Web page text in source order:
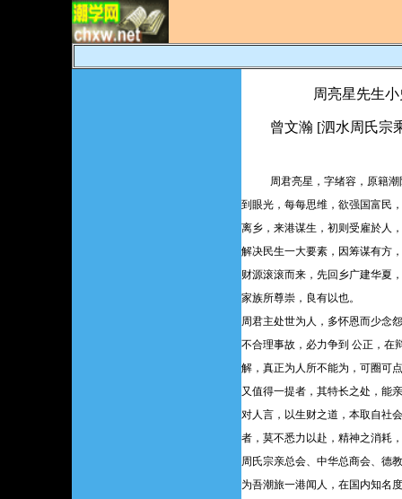
周亮星先生小
曾文瀚 [泗水周氏宗
周君亮星，字绪容，原籍
到眼光，每每思维，欲强国富民
离乡，来港谋生，初则受雇於人
解决民生一大要素，因筹谋有方
财源滚滚而来，先回乡广建华夏
家族所尊崇，良有以也。
周君主处世为人，多怀恩而少念
不合理事故，必力争到 公正，在
解，真正为人所不能为，可圈可
又值得一提者，其特长之处，能
对人言，以生财之道，本取自社
者，莫不悉力以赴，精神之消耗
周氏宗亲总会、中华总商会、德
为吾潮旅一港闻人，在国内知名